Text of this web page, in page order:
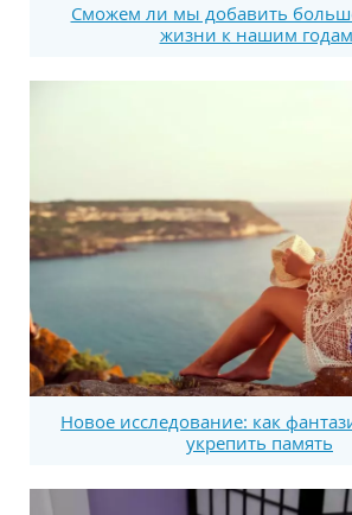
Сможем ли мы добавить
жизни к нашим
Новое исследование: как
укрепить память